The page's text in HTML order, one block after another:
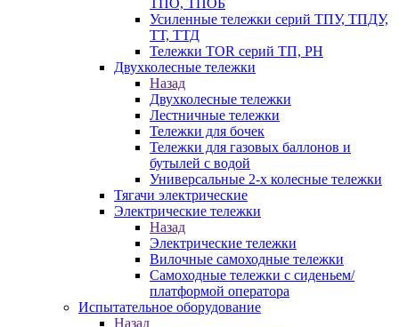
ТПО, ТПОБ
Усиленные тележки серий ТПУ, ТПДУ,
ТТ, ТТД
Тележки TOR серий ТП, PH
Двухколесные тележки
Назад
Двухколесные тележки
Лестничные тележки
Тележки для бочек
Тележки для газовых баллонов и
бутылей с водой
Универсальные 2-х колесные тележки
Тягачи электрические
Электрические тележки
Назад
Электрические тележки
Вилочные самоходные тележки
Самоходные тележки с сиденьем/
платформой оператора
Испытательное оборудование
Назад